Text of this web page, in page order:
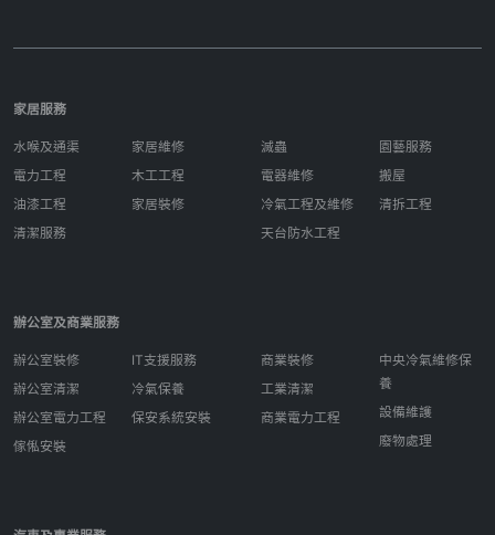
家居服務
水喉及通渠
電力工程
油漆工程
清潔服務
家居維修
木工工程
家居裝修
滅蟲
電器維修
冷氣工程及維修
天台防水工程
園藝服務
搬屋
清拆工程
辦公室及商業服務
辦公室裝修
辦公室清潔
辦公室電力工程
傢俬安裝
IT支援服務
冷氣保養
保安系統安裝
商業裝修
工業清潔
商業電力工程
中央冷氣維修保
養
設備維護
廢物處理